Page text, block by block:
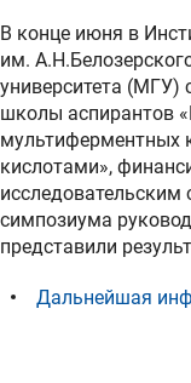
В конце июня в
им.
университета (МГУ)
школы аспирантов
мультиферментных
кислотами»,
симпозиума
представили
Дальнейшая